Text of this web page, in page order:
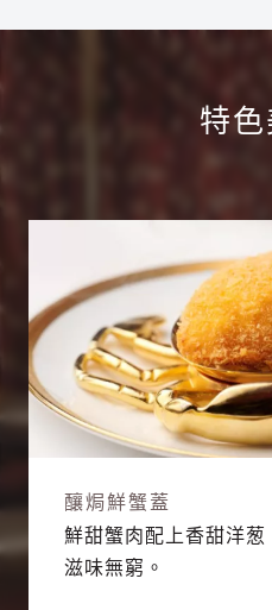
特
釀焗鮮蟹蓋
鮮甜蟹肉配上香甜洋葱
滋味無窮。